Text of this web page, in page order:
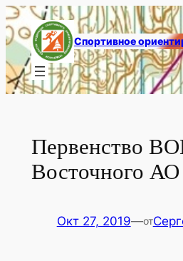
Перейти
к
содержимому
Спортивное
Первенство
Восточного
Окт 27, 2019—от